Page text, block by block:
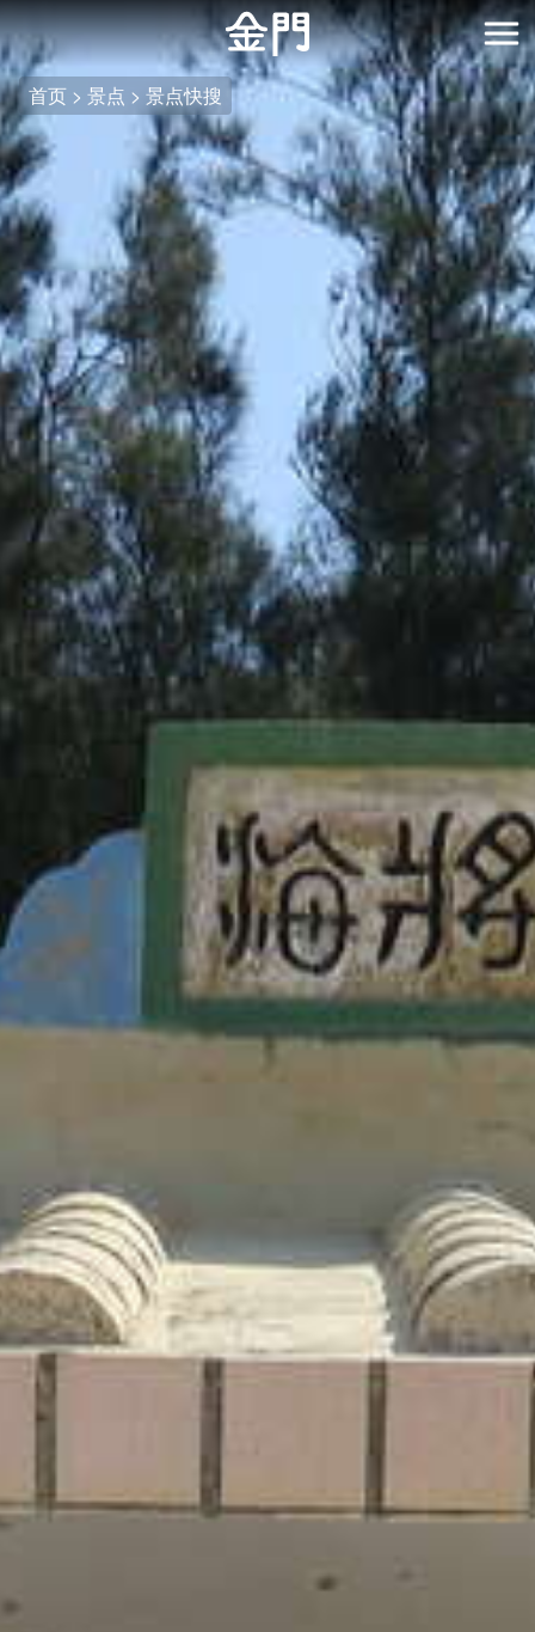
跳
到
主
要
内
容
区
块
:::
开
首页
景点 景点快搜